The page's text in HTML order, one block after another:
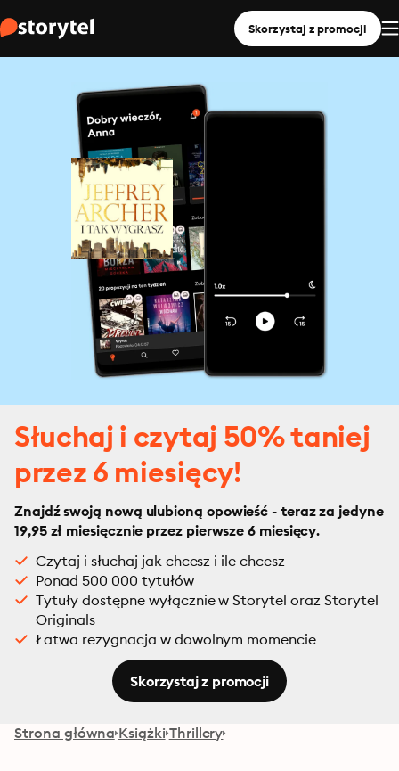
Skorzystaj z promocji
Słuchaj i czytaj 50% taniej
przez 6 miesięcy!
Znajdź swoją nową ulubioną opowieść - teraz za jedyne
19,95 zł miesięcznie przez pierwsze 6 miesięcy.
Czytaj i słuchaj jak chcesz i ile chcesz
Ponad 500 000 tytułów
Tytuły dostępne wyłącznie w Storytel oraz Storytel
Originals
Łatwa rezygnacja w dowolnym momencie
Skorzystaj z promocji
Strona główna Książki Thrillery